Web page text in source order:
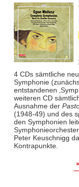
4 CDs sämtliche
Symphonie
entstandenen
weiteren CD
Ausnahme der
(1948-49) und des
den Symphonien
Peter Keuschnigg
Kontrapunkte.